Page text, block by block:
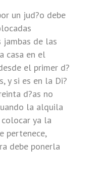
un jud?o debe
de las
casa en el
el primer d?
y si es en la Di?
d?as no
la alquila
colocar ya la
pertenece,
debe ponerla